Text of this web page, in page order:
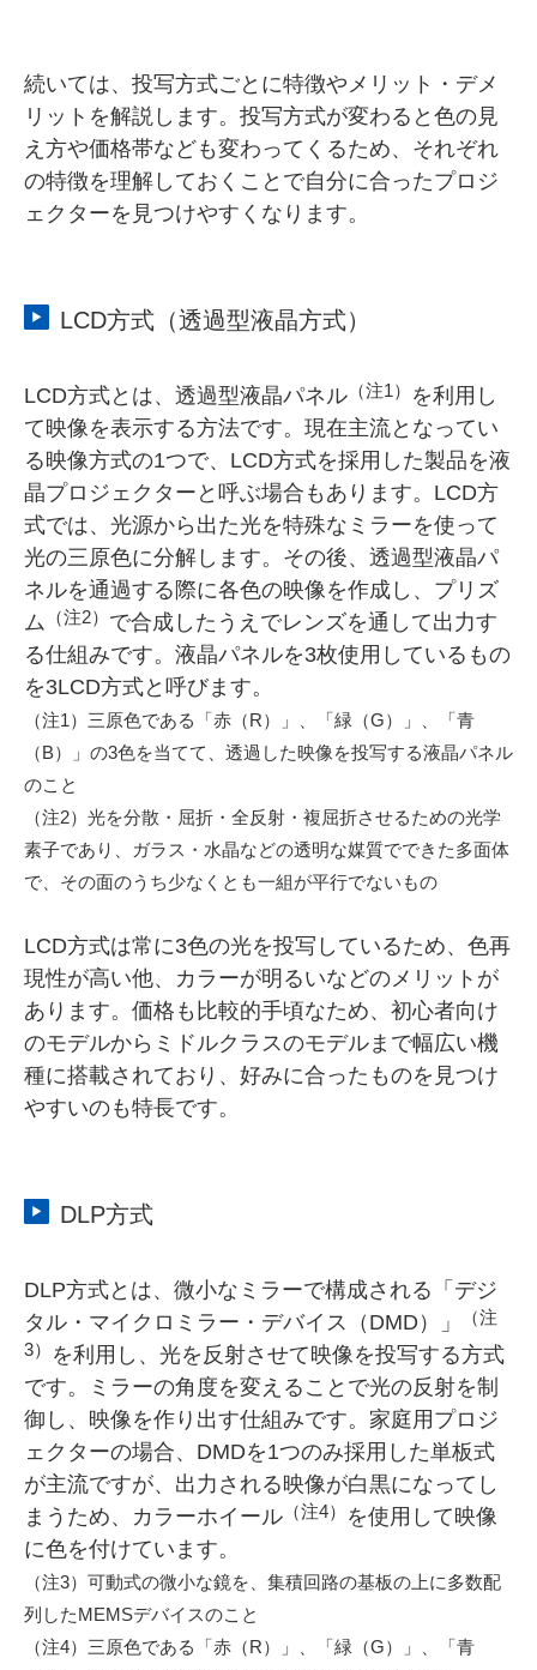
続いては、投写方式ごとに特徴やメリット・デメ
リットを解説します。投写方式が変わると色の見
え方や価格帯なども変わってくるため、それぞれ
の特徴を理解しておくことで自分に合ったプロジ
ェクターを見つけやすくなります。
LCD方式（透過型液晶方式）
LCD方式とは、透過型液晶パネル （注1）
を利用し
て映像を表示する方法です。現在主流となってい
る映像方式の1つで、LCD方式を採用した製品を液
晶プロジェクターと呼ぶ場合もあります。LCD方
式では、光源から出た光を特殊なミラーを使って
光の三原色に分解します。その後、透過型液晶パ
ネルを通過する際に各色の映像を作成し、プリズ
ム
（注2） で合成したうえでレンズを通して出力す
る仕組みです。液晶パネルを3枚使用しているもの
を3LCD方式と呼びます。
（注1）三原色である「赤（R）」、「緑（G）」、「青
（B）」の3色を当てて、透過した映像を投写する液晶パネル
のこと
（注2）光を分散・屈折・全反射・複屈折させるための光学
素子であり、ガラス・水晶などの透明な媒質でできた多面体
で、その面のうち少なくとも一組が平行でないもの
LCD方式は常に3色の光を投写しているため、色再
現性が高い他、カラーが明るいなどのメリットが
あります。価格も比較的手頃なため、初心者向け
のモデルからミドルクラスのモデルまで幅広い機
種に搭載されており、好みに合ったものを見つけ
やすいのも特長です。
DLP方式
DLP方式とは、微小なミラーで構成される「デジ
タル・マイクロミラー・デバイス（DMD）」
（注
3）
を利用し、光を反射させて映像を投写する方式
です。ミラーの角度を変えることで光の反射を制
御し、映像を作り出す仕組みです。家庭用プロジ
ェクターの場合、DMDを1つのみ採用した単板式
が主流ですが、出力される映像が白黒になってし
まうため、カラーホイール （注4）
を使用して映像
に色を付けています。
（注3）可動式の微小な鏡を、集積回路の基板の上に多数配
列したMEMSデバイスのこと
（注4）三原色である「赤（R）」、「緑（G）」、「青